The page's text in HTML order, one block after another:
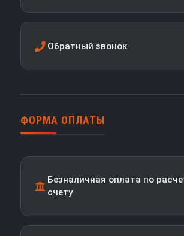
Обратный звонок
ФОРМА ОПЛАТЫ
Безналичная оплата по
счету